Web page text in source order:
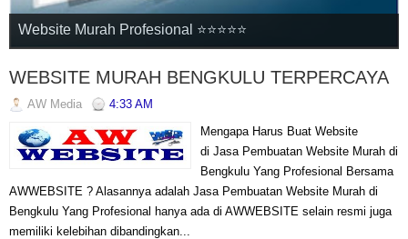
Website Murah Profesional ⭐⭐⭐⭐⭐
Website Murah Profesional ⭐⭐⭐⭐⭐
Website Murah Profesional ⭐⭐⭐⭐⭐
Website Murah Profesional ⭐⭐⭐⭐⭐
Website Murah Profesional ⭐⭐⭐⭐⭐
WEBSITE MURAH BENGKULU TERPERCAYA
AW Media
4:33 AM
Mengapa Harus Buat Website
di Jasa Pembuatan Website Murah di
Bengkulu Yang Profesional Bersama
AWWEBSITE ? Alasannya adalah Jasa Pembuatan Website Murah di
Bengkulu Yang Profesional hanya ada di AWWEBSITE selain resmi juga
memiliki kelebihan dibandingkan...